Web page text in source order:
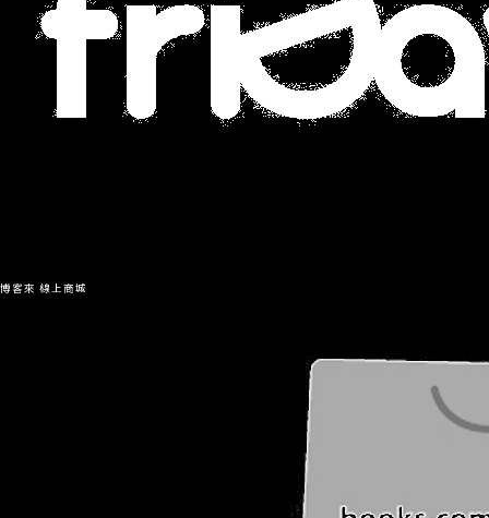
博客來 線上商城